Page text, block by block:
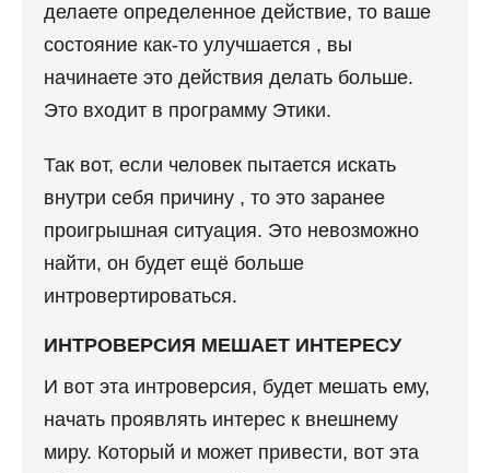
делаете определенное действие, то ваше
состояние как-то улучшается , вы
начинаете это действия делать больше.
Это входит в программу Этики.
Так вот, если человек пытается искать
внутри себя причину , то это заранее
проигрышная ситуация. Это невозможно
найти, он будет ещё больше
интровертироваться.
ИНТРОВЕРСИЯ МЕШАЕТ ИНТЕРЕСУ
И вот эта интроверсия, будет мешать ему,
начать проявлять интерес к внешнему
миру. Который и может привести, вот эта